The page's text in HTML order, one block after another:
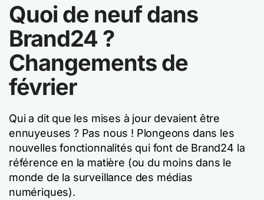
Quoi de neuf dans
Brand24 ?
Changements de
février
Qui a dit que les mises à jour devaient être
ennuyeuses ? Pas nous ! Plongeons dans les
nouvelles fonctionnalités qui font de Brand24 la
référence en la matière (ou du moins dans le
monde de la surveillance des médias
numériques).